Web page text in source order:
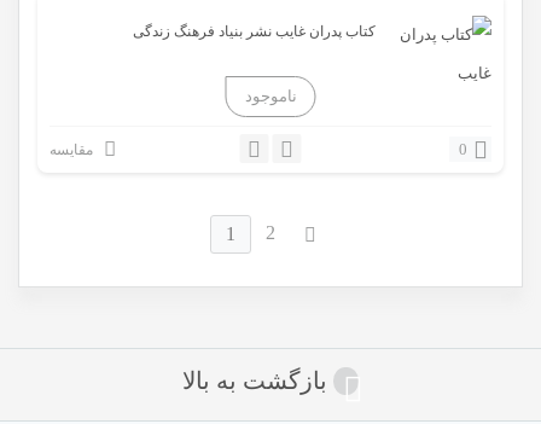
کتاب پدران غایب نشر بنیاد فرهنگ زندگی
0 مقایسه
1 2
بازگشت به بالا